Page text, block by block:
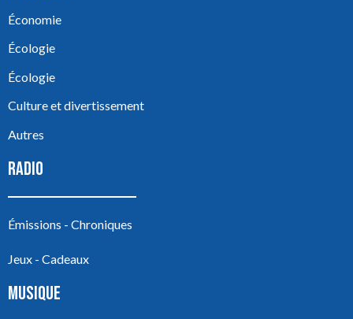
Économie
Écologie
Écologie
Culture et divertissement
Autres
RADIO
Émissions - Chroniques
Jeux - Cadeaux
MUSIQUE